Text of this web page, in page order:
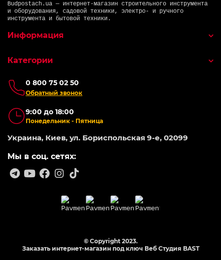
Budpostach.ua — интернет-магазин строительного инструмента
и оборудования, садовой техники, электро- и ручного
инструмента и бытовой техники.
0 800 75 02 50
Обратный звонок
9:00 до 18:00
Понедельник - Пятница
Украина, Киев, ул. Бориспольская 9-е, 02099
Мы в соц. сетях:
Информация
Категории
© Copyright 2023.
Заказать интернет-магазин под ключ Веб Студия BAST